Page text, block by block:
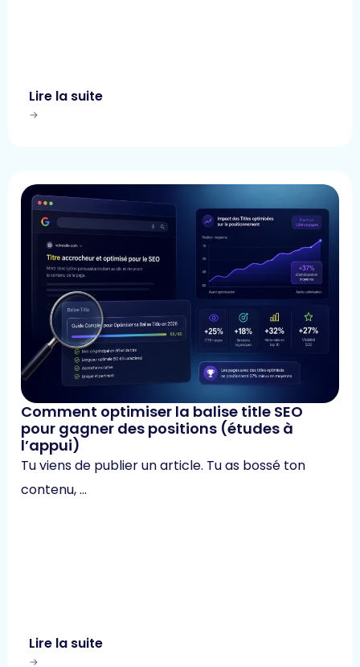
Lire la suite
Comment optimiser la balise title SEO
pour gagner des positions (études à
l’appui)
Tu viens de publier un article. Tu as bossé ton
contenu, …
Lire la suite